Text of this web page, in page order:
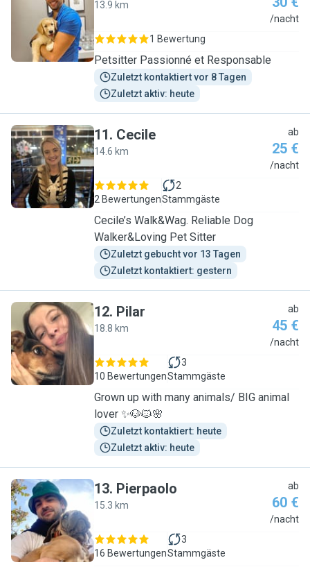
N
13.9 km
/nacht
1 Bewertung
Petsitter Passionné et Responsable
Zuletzt kontaktiert vor 8 Tagen
Zuletzt aktiv: heute
C
11. Cecile
14.6 km
ab
25 €
/nacht
2 Bewertungen
2
Stammgäste
Cecile’s Walk&Wag. Reliable Dog
Walker&Loving Pet Sitter
Zuletzt gebucht vor 13 Tagen
Zuletzt kontaktiert: gestern
P
12. Pilar
18.8 km
ab
45 €
/nacht
10 Bewertungen
3
Stammgäste
Grown up with many animals/ BIG animal
lover ✨🐶🐱🌸
Zuletzt kontaktiert: heute
Zuletzt aktiv: heute
P
13. Pierpaolo
15.3 km
ab
60 €
/nacht
16 Bewertungen
3
Stammgäste